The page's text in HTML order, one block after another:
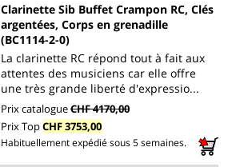
Clarinette Sib Buffet Crampon RC, Clés
argentées, Corps en grenadille
(BC1114-2-0)
La clarinette RC répond tout à fait aux
attentes des musiciens car elle offre
une très grande liberté d'expressio...
Prix catalogueCHF 4170,00
Prix TopCHF 3753,00
Habituellement expédié sous 5 semaines.